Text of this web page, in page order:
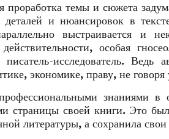
проработка темы и сюжета
и нюансировок в
выстраивается и
особая
исследователь. Ведь
экономике, праву, не
знаниями
страницы своей книги. Это
литературы, а сохранила